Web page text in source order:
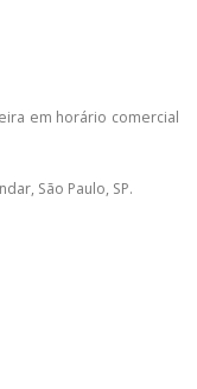
em horário comercial
São Paulo, SP.